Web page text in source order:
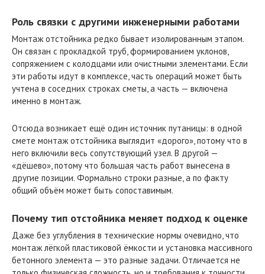
Роль связки с другими инженерными работами
Монтаж отстойника редко бывает изолированным этапом.
Он связан с прокладкой труб, формированием уклонов,
сопряжением с колодцами или очистными элементами. Если
эти работы идут в комплексе, часть операций может быть
учтена в соседних строках сметы, а часть — включена
именно в монтаж.
Отсюда возникает ещё один источник путаницы: в одной
смете монтаж отстойника выглядит «дорого», потому что в
него включили весь сопутствующий узел. В другой —
«дёшево», потому что большая часть работ вынесена в
другие позиции. Формально строки разные, а по факту
общий объём может быть сопоставимым.
Почему тип отстойника меняет подход к оценке
Даже без углубления в технические нормы очевидно, что
монтаж лёгкой пластиковой ёмкости и установка массивного
бетонного элемента — это разные задачи. Отличается не